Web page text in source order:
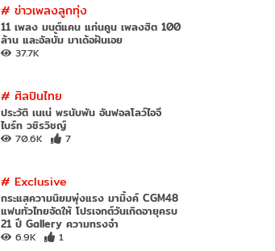
# ข่าวเพลงลูกทุ่ง
11 เพลง มนต์แคน แก่นคูน เพลงฮิต 100
ล้าน และอัลบั้ม มาเด้อฝันเอย
37.7K
# ศิลปินไทย
ประวัติ เนเน่ พรนับพัน อันฟอลโลว์ไอจี
ไบร์ท วชิรวิชญ์
70.6K 7
# Exclusive
กระแสความนิยมพุ่งแรง มามิ้งค์ CGM48
แฟนทั่วไทยจัดให้ โปรเจกต์วันเกิดอายุครบ
21 ปี Gallery ความทรงจำ
6.9K 1